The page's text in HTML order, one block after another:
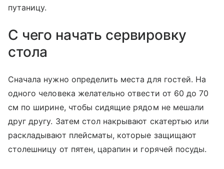
путаницу.
С чего начать сервировку
стола
Сначала нужно определить места для гостей. На
одного человека желательно отвести от 60 до 70
см по ширине, чтобы сидящие рядом не мешали
друг другу. Затем стол накрывают скатертью или
раскладывают плейсматы, которые защищают
столешницу от пятен, царапин и горячей посуды.